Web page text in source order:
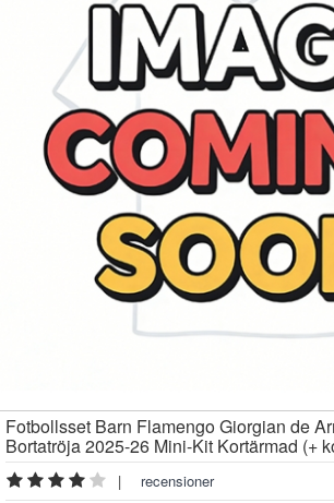
Fotbollsset Barn Flamengo Giorgian de
Bortatröja 2025-26 Mini-Kit Kortärmad (+
| recensioner